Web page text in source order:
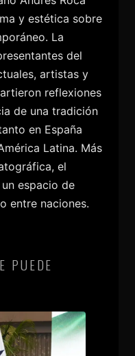
y estética sobre
La
del
artistas y
reflexiones
de una tradición
en España
Latina. Más
el
espacio de
entre naciones.
PUEDE